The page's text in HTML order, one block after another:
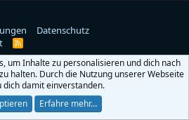
Datenschutz
R
S
um Inhalte zu personalisieren und dich nach
halten. Durch die Nutzung unserer Webseite
dich damit einverstanden.
Erfahre mehr…